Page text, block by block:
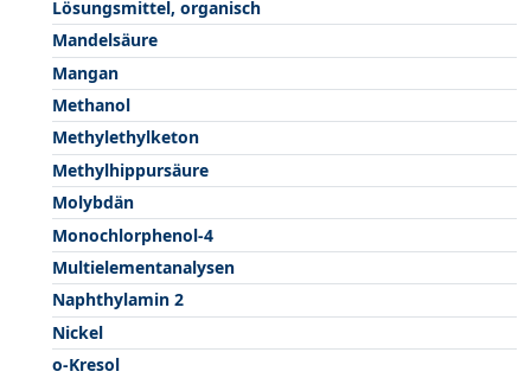
Lösungsmittel, organisch
Mandelsäure
Mangan
Methanol
Methylethylketon
Methylhippursäure
Molybdän
Monochlorphenol-4
Multielementanalysen
Naphthylamin 2
Nickel
o-Kresol